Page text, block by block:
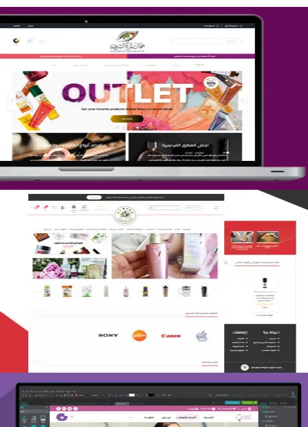
تصميم متجر جمال المرأة الشرقية
التفاصيل
تصميم متجر لمار
التفاصيل